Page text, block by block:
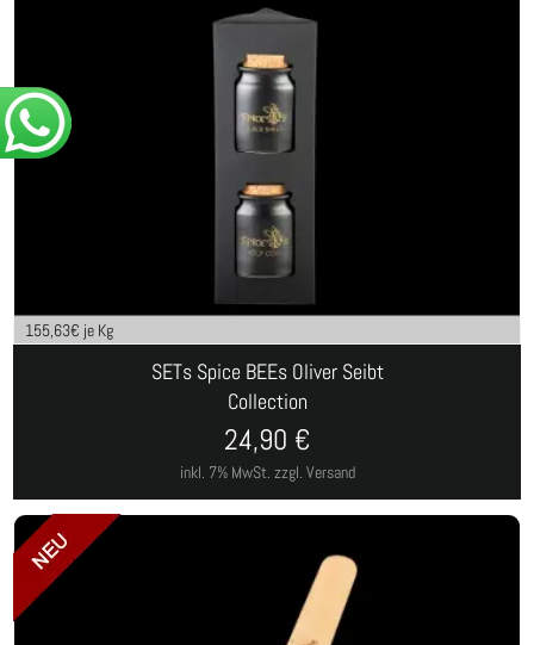
155,63€ je Kg
SETs Spice BEEs Oliver Seibt
Collection
inkl. 7% MwSt. zzgl. Versand
24,90 €